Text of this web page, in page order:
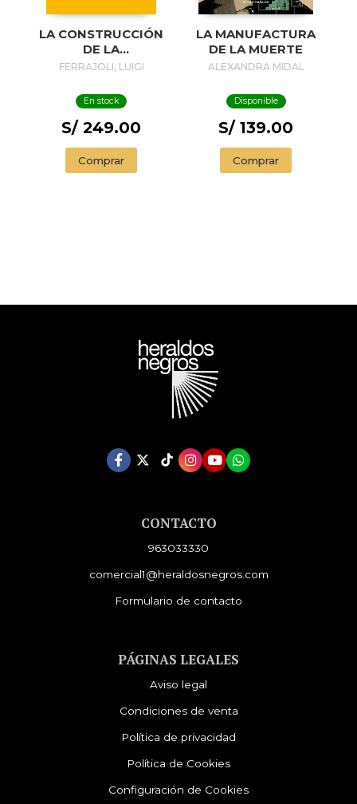
LA CONSTRUCCIÓN
DE LA
DEMOCRACIA
FERRAJOLI, LUIGI
En stock
S/ 249.00
Comprar
LA MANUFACTURA
DE LA MUERTE
ALEXANDRA MIDAL
Disponible
S/ 139.00
Comprar
CONTACTO
963033330
comercial1@heraldosnegros.com
Formulario de contacto
PÁGINAS LEGALES
Aviso legal
Condiciones de venta
Política de privacidad
Política de Cookies
Configuración de Cookies